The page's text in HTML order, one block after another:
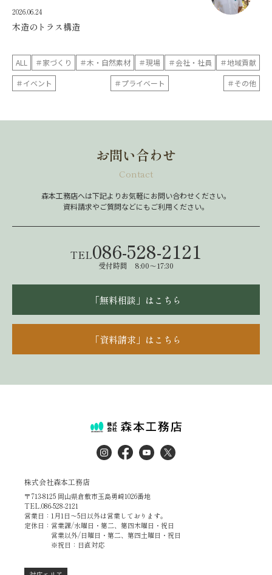
2026.06.24
木造のトラス構造
ALL ＃家づくり ＃木・自然素材 ＃現場 ＃会社・社員
＃地域貢献
＃イベント
＃プライベート ＃その他
お問い合わせ
Contact
森本工務店へは下記よりお気軽にお問い合わせください。
資料請求やご質問などにもご利用ください。
TEL086-528-2121
受付時間 8:00～17:30
「無料相談」はこちら
「資料請求」はこちら
株式会社森本工務店
〒713-8125 岡山県倉敷市玉島勇崎1026番地
TEL.086-528-2121
営業日：1月1日～5日以外は営業しております。
定休日：営業課/水曜日・第二、第四木曜日・祝日
営業以外/日曜日・第二、第四土曜日・祝日
※祝日：日直対応